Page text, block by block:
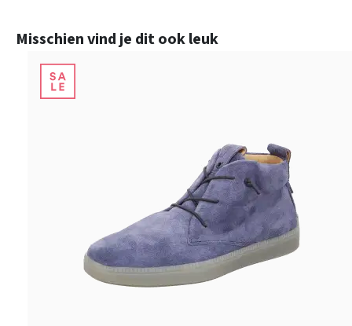
Productgalerij overslaan
Misschien vind je dit ook leuk